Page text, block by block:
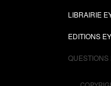
LIBRAIRIE
EDITIONS
QUESTIONS